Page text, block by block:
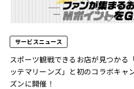
サービスニュース
スポーツ観戦できるお店が見つかる
ッテマリーンズ」と初のコラボキャ
ズンに開催！